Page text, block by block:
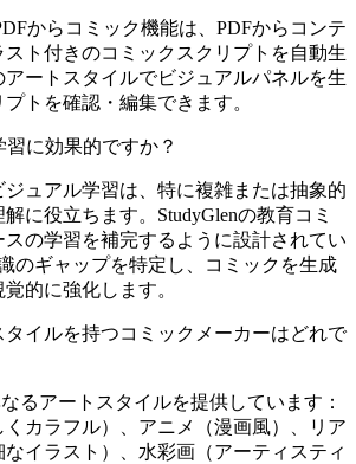
からコミック機能は、PDFからコンテ
スト付きのコミックスクリプトを自動生
アートスタイルでビジュアルパネルを生
トを確認・編集できます。
に効果的ですか？
ジュアル学習は、特に複雑または抽象的
に役立ちます。StudyGlenの教育コミ
スの学習を補完するように設計されてい
のギャップを特定し、コミックを生成
的に強化します。
イルを持つコミックメーカーはどれで
るアートスタイルを提供しています：
くカラフル）、アニメ（漫画風）、リア
なイラスト）、水彩画（アーティスティ